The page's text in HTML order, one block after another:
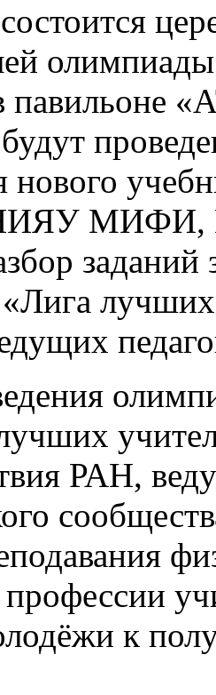
нового
МИФИ,
заданий
РАН,
к